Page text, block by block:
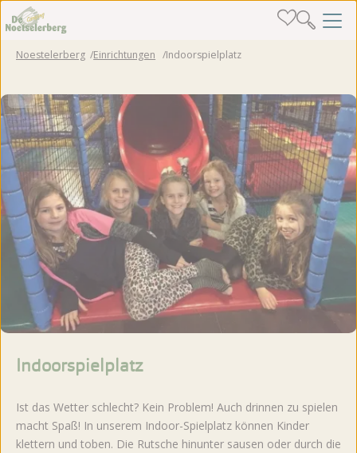
Noestelerberg Einrichtungen Indoorspielplatz
Indoorspielplatz
Ist das Wetter schlecht? Kein Problem! Auch drinnen zu spielen
macht Spaß! In unserem Indoor-Spielplatz können Kinder
klettern und toben. Die Rutsche hinunter sausen oder durch die